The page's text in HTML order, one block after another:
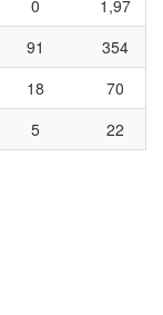
0
1,97
91
354
18
70
5 22